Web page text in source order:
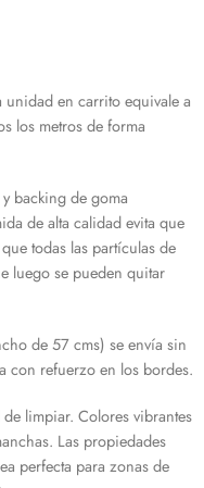
en carrito equivale a
los metros de forma
backing de goma
de alta calidad evita que
todas las partículas de
luego se pueden quitar
de 57 cms) se envía sin
con refuerzo en los bordes.
limpiar. Colores vibrantes
Las propiedades
perfecta para zonas de